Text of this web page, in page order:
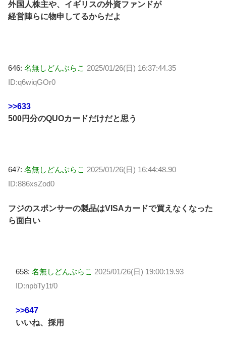
外国人株主や、イギリスの外資ファンドが
経営陣らに物申してるからだよ
646: 名無しどんぶらこ 2025/01/26(日) 16:37:44.35
ID:q6wiqGOr0
>>633
500円分のQUOカードだけだと思う
647: 名無しどんぶらこ 2025/01/26(日) 16:44:48.90
ID:886xsZod0
フジのスポンサーの製品はVISAカードで買えなくなった
ら面白い
658: 名無しどんぶらこ 2025/01/26(日) 19:00:19.93
ID:npbTy1t/0
>>647
いいね、採用